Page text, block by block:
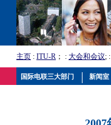
主页 : ITU-R ； : 大会和会议; :
国际电联三大部门 新闻室